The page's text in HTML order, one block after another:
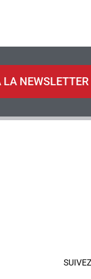
LA NEWSLETTER